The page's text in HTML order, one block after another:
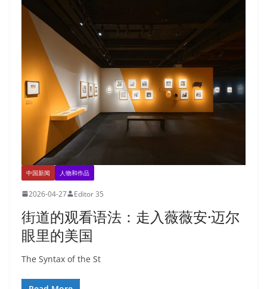
中国新闻 人物和作品
2026-04-27 Editor 35
街道的观看语法：走入薇薇安·迈尔
眼里的美国
The Syntax of the St